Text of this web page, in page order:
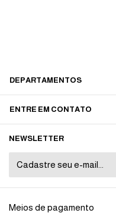
DEPARTAMENTOS
ENTRE EM CONTATO
NEWSLETTER
Meios de pagamento